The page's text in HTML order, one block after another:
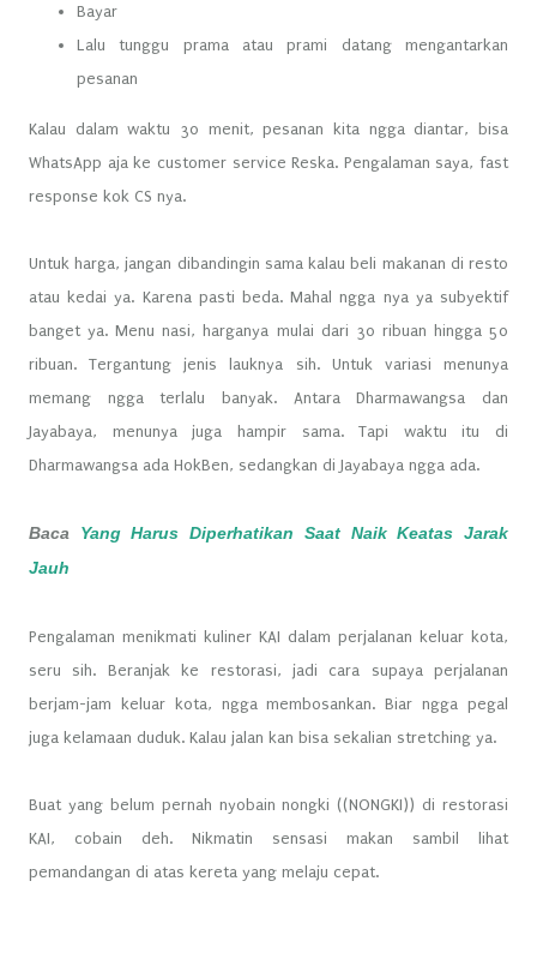
Bayar
Lalu tunggu prama atau prami datang mengantarkan
pesanan
Kalau dalam waktu 30 menit, pesanan kita ngga diantar, bisa
WhatsApp aja ke customer service Reska. Pengalaman saya, fast
response kok CS nya.
Untuk harga, jangan dibandingin sama kalau beli makanan di resto
atau kedai ya. Karena pasti beda. Mahal ngga nya ya subyektif
banget ya. Menu nasi, harganya mulai dari 30 ribuan hingga 50
ribuan. Tergantung jenis lauknya sih. Untuk variasi menunya
memang ngga terlalu banyak. Antara Dharmawangsa dan
Jayabaya, menunya juga hampir sama. Tapi waktu itu di
Dharmawangsa ada HokBen, sedangkan di Jayabaya ngga ada.
Baca Yang Harus Diperhatikan Saat Naik Keatas Jarak
Jauh
Pengalaman menikmati kuliner KAI dalam perjalanan keluar kota,
seru sih. Beranjak ke restorasi, jadi cara supaya perjalanan
berjam-jam keluar kota, ngga membosankan. Biar ngga pegal
juga kelamaan duduk. Kalau jalan kan bisa sekalian stretching ya.
Buat yang belum pernah nyobain nongki ((NONGKI)) di restorasi
KAI, cobain deh. Nikmatin sensasi makan sambil lihat
pemandangan di atas kereta yang melaju cepat.